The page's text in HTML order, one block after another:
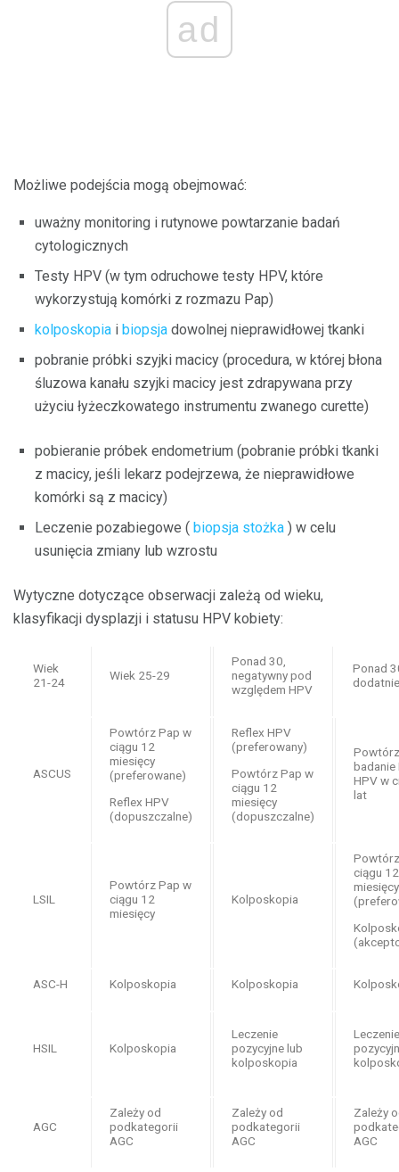
ad
Możliwe podejścia mogą obejmować:
uważny monitoring i rutynowe powtarzanie badań
cytologicznych
Testy HPV (w tym odruchowe testy HPV, które
wykorzystują komórki z rozmazu Pap)
kolposkopia i biopsja dowolnej nieprawidłowej tkanki
pobranie próbki szyjki macicy (procedura, w której błona
śluzowa kanału szyjki macicy jest zdrapywana przy
użyciu łyżeczkowatego instrumentu zwanego curette)
pobieranie próbek endometrium (pobranie próbki tkanki
z macicy, jeśli lekarz podejrzewa, że ​​nieprawidłowe
komórki są z macicy)
Leczenie pozabiegowe ( biopsja stożka ) w celu
usunięcia zmiany lub wzrostu
Wytyczne dotyczące obserwacji zależą od wieku,
klasyfikacji dysplazji i statusu HPV kobiety:
Wiek
21-24
Wiek 25-29
Ponad 30,
negatywny pod
względem HPV
Ponad
dodatnie
ASCUS
Powtórz Pap w
ciągu 12
miesięcy
(preferowane)
Reflex HPV
(dopuszczalne)
Reflex HPV
(preferowany)
Powtórz Pap w
ciągu 12
miesięcy
(dopuszczalne)
Powtórz
badanie
HPV w
lat
LSIL
Powtórz Pap w
ciągu 12
miesięcy
Kolposkopia
ciągu 12
miesięcy
ASC-H Kolposkopia Kolposkopia
HSIL Kolposkopia
Leczenie
pozycyjne lub
kolposkopia
Leczenie
AGC
Zależy od
podkategorii
AGC
Zależy od
podkategorii
AGC
Zależy
AGC